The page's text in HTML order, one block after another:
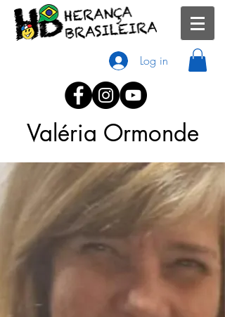
Log in
Valéria Ormonde